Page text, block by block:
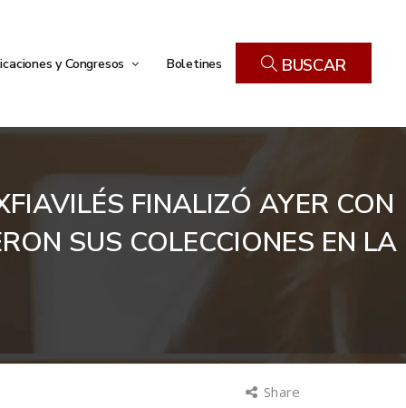
y Congresos Boletines BUSCAR
FINALIZÓ AYER CON
SUS COLECCIONES EN LA
Share